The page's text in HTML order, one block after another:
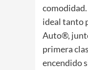
ideal tanto
Auto®,
primera
encendido